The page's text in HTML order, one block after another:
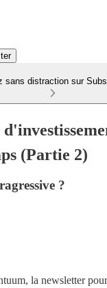
sans distraction sur
(Partie 2)
?
la newsletter